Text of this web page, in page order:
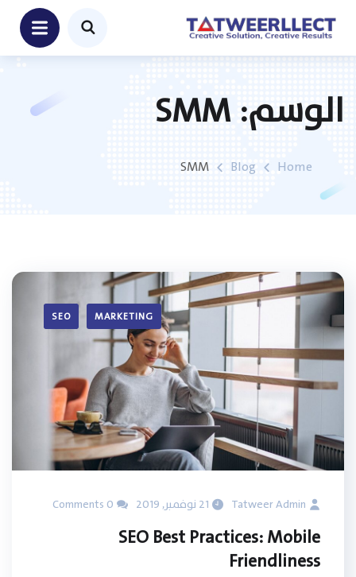
الوسم:SMM
Home
Blog
SMM
MARKETING
SEO
Tatweer Admin 21 نوفمبر, 2019 0 Comments
SEO Best Practices: Mobile
Friendliness